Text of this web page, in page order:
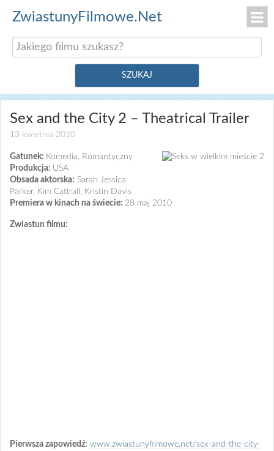
ZwiastunyFilmowe.Net
Sex and the City 2 – Theatrical Trailer
13 kwietnia 2010
Gatunek: Komedia, Romantyczny
Produkcja: USA
Obsada aktorska: Sarah Jessica
Parker, Kim Cattrall, Kristin Davis
Premiera w kinach na świecie: 28 maj 2010
Zwiastun filmu:
Pierwsza zapowiedź: www.zwiastunyfilmowe.net/sex-and-the-city-